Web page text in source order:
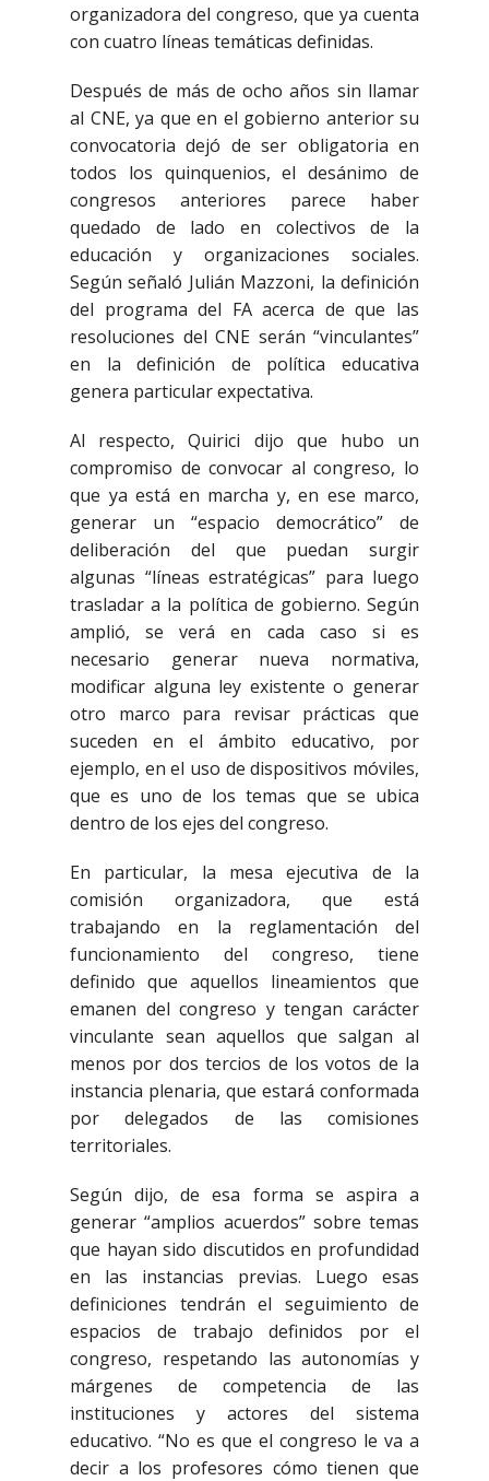
organizadora del congreso, que ya cuenta
con cuatro líneas temáticas definidas.
Después de más de ocho años sin llamar
al CNE, ya que en el gobierno anterior su
convocatoria dejó de ser obligatoria en
todos los quinquenios, el desánimo de
congresos anteriores parece haber
quedado de lado en colectivos de la
educación y organizaciones sociales.
Según señaló Julián Mazzoni, la definición
del programa del FA acerca de que las
resoluciones del CNE serán “vinculantes”
en la definición de política educativa
genera particular expectativa.
Al respecto, Quirici dijo que hubo un
compromiso de convocar al congreso, lo
que ya está en marcha y, en ese marco,
generar un “espacio democrático” de
deliberación del que puedan surgir
algunas “líneas estratégicas” para luego
trasladar a la política de gobierno. Según
amplió, se verá en cada caso si es
necesario generar nueva normativa,
modificar alguna ley existente o generar
otro marco para revisar prácticas que
suceden en el ámbito educativo, por
ejemplo, en el uso de dispositivos móviles,
que es uno de los temas que se ubica
dentro de los ejes del congreso.
En particular, la mesa ejecutiva de la
comisión organizadora, que está
trabajando en la reglamentación del
funcionamiento del congreso, tiene
definido que aquellos lineamientos que
emanen del congreso y tengan carácter
vinculante sean aquellos que salgan al
menos por dos tercios de los votos de la
instancia plenaria, que estará conformada
por delegados de las comisiones
territoriales.
Según dijo, de esa forma se aspira a
generar “amplios acuerdos” sobre temas
que hayan sido discutidos en profundidad
en las instancias previas. Luego esas
definiciones tendrán el seguimiento de
espacios de trabajo definidos por el
congreso, respetando las autonomías y
márgenes de competencia de las
instituciones y actores del sistema
educativo. “No es que el congreso le va a
decir a los profesores cómo tienen que